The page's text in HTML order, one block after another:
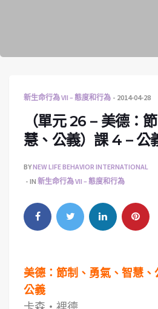
新生命行為 VII – 態度和行為 2014-04-28
（單元 26 – 美德：
慧、公義）課 4 – 公
BYNEW LIFE BEHAVIOR INTERNATIONAL
IN 新生命行為 VII – 態度和行為
美德：節制、勇氣、智慧、
公義